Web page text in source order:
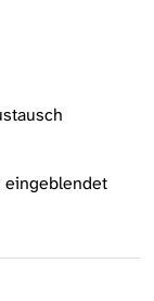
eingeblendet